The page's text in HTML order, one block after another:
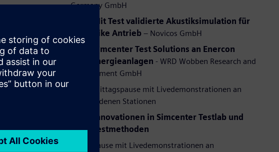
Germany GmbH
Mit Test validierte Akustiksimulation für
ein e-Bike Antrieb– Novicos GmbH
Simcenter Test Solutions an Enercon
Windenergieanlagen - WRD Wobben Research and
Development GmbH
11:30 Mittagspause mit Livedemonstrationen an
verschiedenen Stationen
Innovationen in Simcenter Testlab und
neue Testmethoden
14:00 Pause mit Livedemonstrationen an